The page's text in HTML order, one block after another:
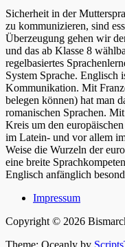
Sicherheit in der
zu kommunizieren, sind
Überzeugung gehen wir
und das ab Klasse 8
regelbasiertes
System Sprache. Englisch
Kommunikation. Mit
belegen können) hat man
romanischen Sprachen.
Kreis um den
im Latein- und vor allem
Weise die Wurzeln der
eine breite
Englisch anfänglich
Impressum
Copyright © 2026
Theme: Oceanly by